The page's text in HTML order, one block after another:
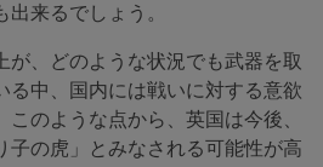
来るでしょう。
が、どのような状況でも武器を取
る中、国内には戦いに対する意欲
のような点から、英国は今後、
子の虎」とみなされる可能性が高